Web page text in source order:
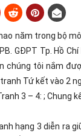
năm trong bộ
GĐPT Tp. Hồ
chúng tôi nắm
Tứ kết vào 2
3 – 4: ; Chung
hạng 3 diễn ra